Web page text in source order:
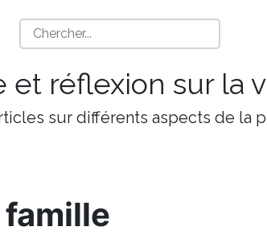
réflexion sur la
sur différents aspects de la